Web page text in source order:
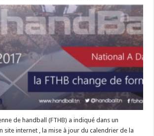
de handball (FTHB) a indiqué dans un
site internet , la mise à jour du calendrier de la